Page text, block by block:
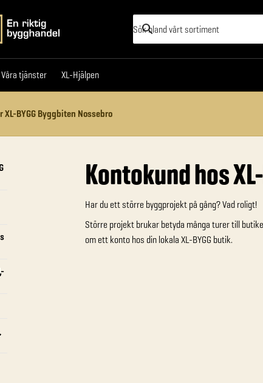
Våra tjänster XL-Hjälpen
Proffs XL-Hjälpen
BYGG Byggbiten Nossebro
Kontokund hos
Har du ett större byggprojekt på gång? Vad roligt!
Större projekt brukar betyda många turer till
om ett konto hos din lokala XL-BYGG butik.